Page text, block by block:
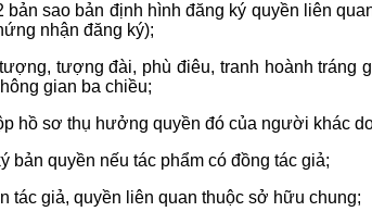
sao bản định hình đăng ký quyền liên
nhận đăng ký);
tượng đài, phù điêu, tranh hoành
gian ba chiều;
hồ sơ thụ hưởng quyền đó của người khác
bản quyền nếu tác phẩm có đồng tác giả;
tác giả, quyền liên quan thuộc sở hữu chung;